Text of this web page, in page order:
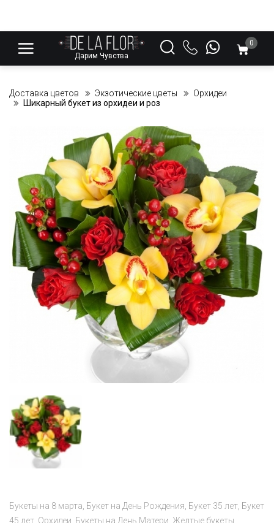
Дарим Чувства
0
Доставка цветов Экзотические цветы
Орхидеи
Шикарный букет из орхидеи и роз
Букеты на 8 марта Букет на День Рождения Букет 35 лет Букет
45 лет Орхидеи Букеты на День Матери Желтые букеты